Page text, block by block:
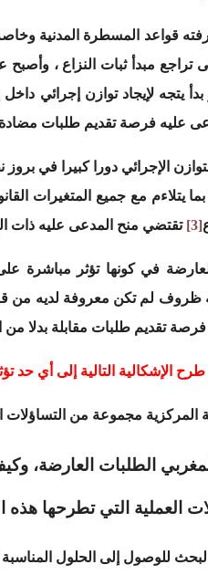
قواعد المسطرة المدنية
تراجع مبدأ ثبات النزاع ،
بدأ يتجه لإيجاد توازن إجرائي
عليه فرصة تقديم طلبات مضادة
الإجرائي دورا كبيرا في
يتلاءم مع جميع المتغيرات
[3] تقتضي منح المدعى عليه ذات
في كونها تؤثر مباشرة
ظروف لم تكن معروفة لديه من
تقديم طلبات مقابلة بدلا
الإشكالية التالية إلى أي حد
المركزية مجموعة من
الطلبات العارضة،
العملية التي تطرحها
للوصول إلى الحلول المناسبة